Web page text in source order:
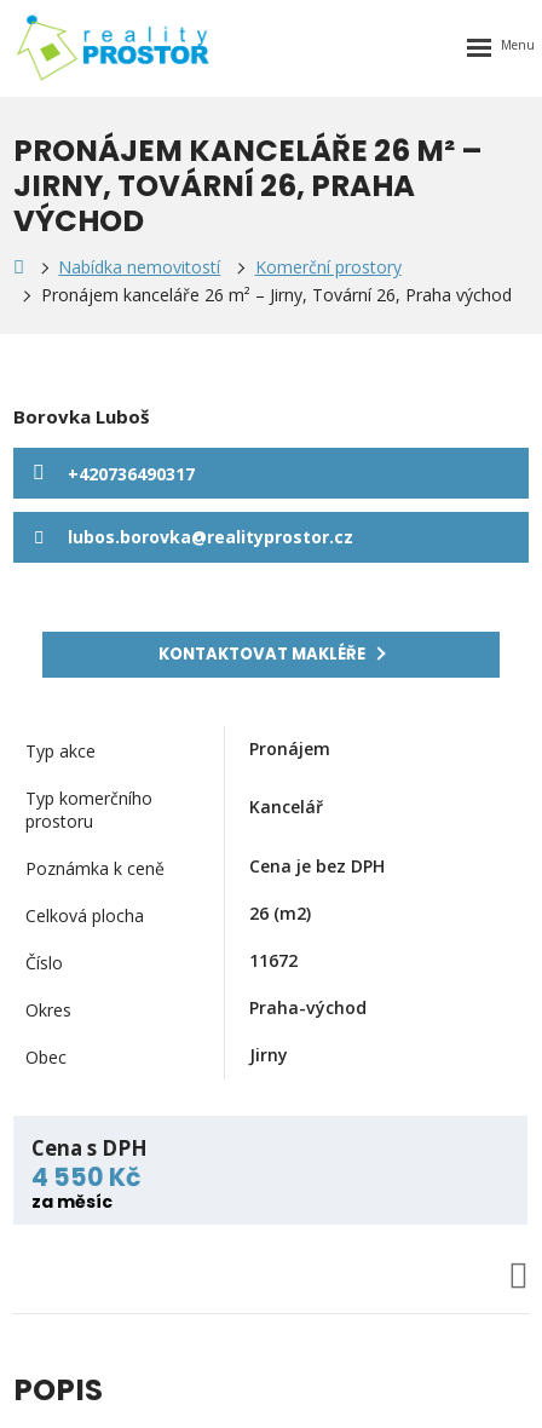
PRONÁJEM KANCELÁŘE 26 M² –
JIRNY, TOVÁRNÍ 26, PRAHA
VÝCHOD
Nabídka nemovitostí
Komerční prostory
Pronájem kanceláře 26 m² – Jirny, Tovární 26, Praha východ
Borovka Luboš
+420736490317
lubos.borovka@realityprostor.cz
KONTAKTOVAT MAKLÉŘE
Typ akce Pronájem
Typ komerčního
prostoru
Kancelář
Poznámka k ceně Cena je bez DPH
Celková plocha 26 (m2)
Číslo 11672
Okres Praha-východ
Obec Jirny
Cena s DPH
4 550 Kč
za měsíc
POPIS